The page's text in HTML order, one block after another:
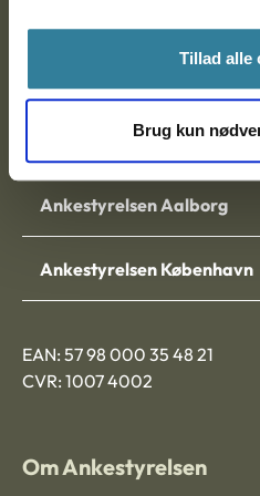
Tillad alle
Brug kun
Nytorv 7, 2. sal
9000 Aalborg
Ankestyrelsen Aalborg
Ankestyrelsen København
EAN: 57 98 000 35 48 21
CVR: 1007 4002
Om Ankestyrelsen